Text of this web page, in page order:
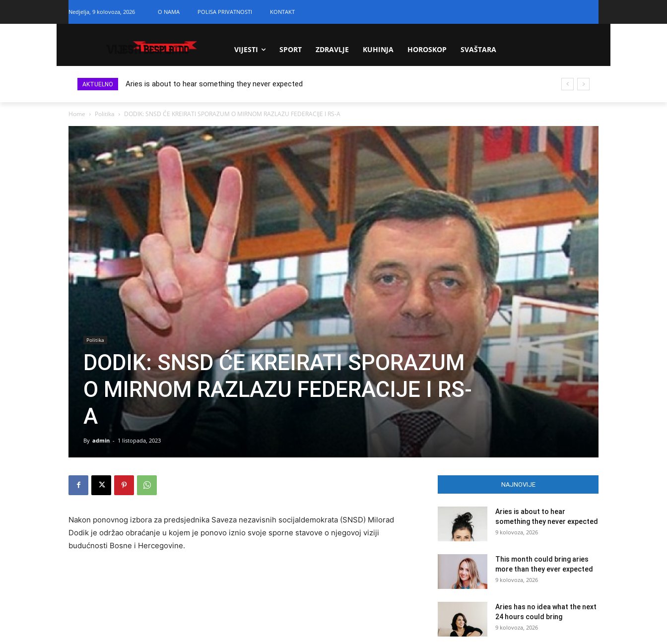
Nedjelja, 9 kolovoza, 2026 O NAMA POLISA PRIVATNOSTI KONTAKT
VIJESTI SPORT ZDRAVLJE KUHINJA HOROSKOP SVAŠTARA
AKTUELNO Aries is about to hear something they never expected
Home Politika DODIK: SNSD ĆE KREIRATI SPORAZUM O MIRNOM RAZLAZU FEDERACIJE I RS-A
Politika
DODIK: SNSD ĆE KREIRATI SPORAZUM
O MIRNOM RAZLAZU FEDERACIJE I RS-
A
By admin - 1 listopada, 2023
Nakon ponovnog izbora za predsjednika Saveza nezavisnih socijaldemokrata (SNSD) Milorad
Dodik je održao obraćanje u kojem je ponovo iznio svoje sporne stavove o njegovoj viziji
budućnosti Bosne i Hercegovine.
NAJNOVIJE
Aries is about to hear
something they never expected
9 kolovoza, 2026
This month could bring aries
more than they ever expected
9 kolovoza, 2026
Aries has no idea what the next
24 hours could bring
9 kolovoza, 2026